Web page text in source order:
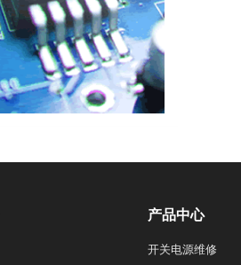
产品中心
开关电源维修